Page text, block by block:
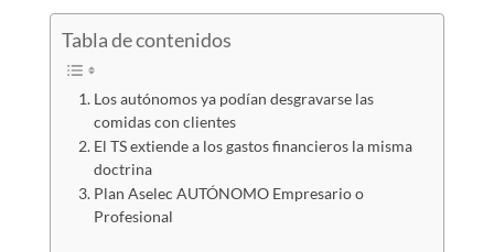
Tabla de contenidos
Los autónomos ya podían desgravarse las
comidas con clientes
El TS extiende a los gastos financieros la misma
doctrina
Plan Aselec AUTÓNOMO Empresario o
Profesional